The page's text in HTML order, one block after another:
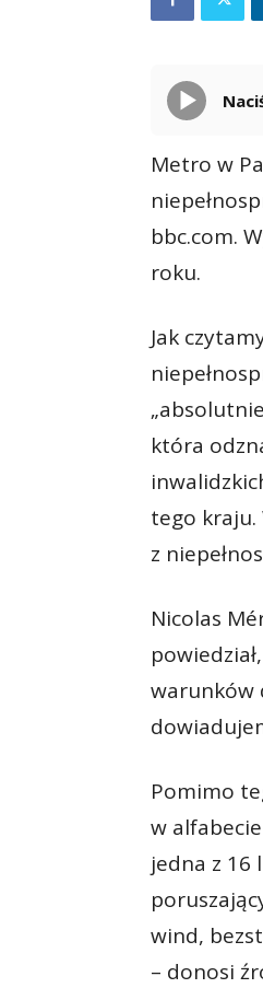
Metro w
bbc.com.
roku.
Jak
która
tego kraju.
z
Nicolas
warunków
Pomimo
w
jedna z 16
wind,
– donosi